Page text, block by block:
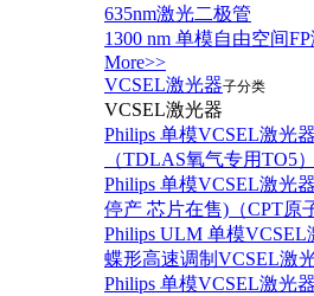
635nm激光二极管
1300 nm 单模自由空间
More>>
VCSEL激光器子分类
VCSEL激光器
Philips 单模VCSEL激光
（TDLAS氧气专用TO5）
Philips 单模VCSEL激光
停产 芯片在售)（CPT原
Philips ULM 单模VCSEL
蝶形高速调制VCSEL激
Philips 单模VCSEL激光